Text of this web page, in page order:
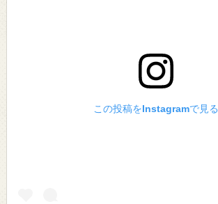
この投稿をInstagramで見る